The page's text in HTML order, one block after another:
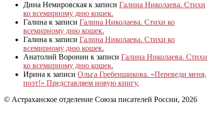
Дина Немировская к записи Галина Николаева. Стихи
ко всемирному дню кошек.
Галина к записи Галина Николаева. Стихи ко
всемирному дню кошек.
Галина к записи Галина Николаева. Стихи ко
всемирному дню кошек.
Анатолий Воронин к записи Галина Николаева. Стихи
ко всемирному дню кошек.
Ирина к записи Ольга Гребенщикова. «Переведи меня,
поэт!» Представляем новую книгу.
© Астраханское отделение Союза писателей России, 2026